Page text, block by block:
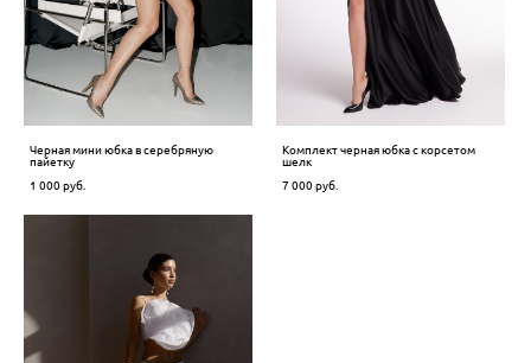
Черная мини юбка в серебряную
пайетку
1 000 pуб.
Комплект черная юбка с корсетом
шелк
7 000 pуб.